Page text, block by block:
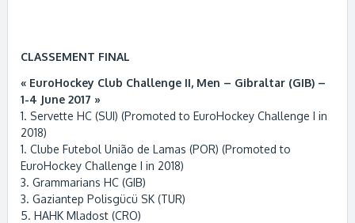
CLASSEMENT FINAL
« EuroHockey Club Challenge II, Men – Gibraltar (GIB) –
1-4 June 2017 »
1. Servette HC (SUI) (Promoted to EuroHockey Challenge I in
2018)
1. Clube Futebol União de Lamas (POR) (Promoted to
EuroHockey Challenge I in 2018)
3. Grammarians HC (GIB)
3. Gaziantep Polisgücü SK (TUR)
5. HAHK Mladost (CRO)